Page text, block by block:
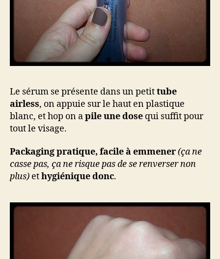
Le sérum se présente dans un petittube
airless, on appuie sur le haut en plastique
blanc, et hop on apile une dose qui suffit pour
tout le visage.
Packaging pratique, facile à emmener(ça ne
casse pas, ça ne risque pas de se renverser non
plus) ethygiénique donc.